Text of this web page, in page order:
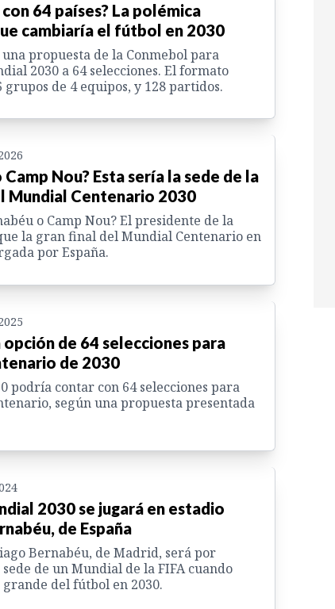
64 países? La polémica
cambiaría el fútbol en 2030
propuesta de la Conmebol para
2030 a 64 selecciones. El formato
grupos de 4 equipos, y 128 partidos.
Camp Nou? Esta sería la sede de la
Mundial Centenario 2030
o Camp Nou? El presidente de la
la gran final del Mundial Centenario en
por España.
opción de 64 selecciones para
de 2030
podría contar con 64 selecciones para
según una propuesta presentada
2030 se jugará en estadio
de España
Bernabéu, de Madrid, será por
de un Mundial de la FIFA cuando
del fútbol en 2030.